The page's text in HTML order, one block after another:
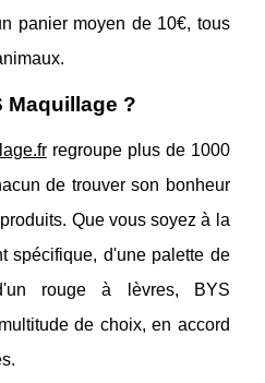
panier moyen de 10€, tous
Maquillage ?
regroupe plus de 1000
de trouver son bonheur
Que vous soyez à la
spécifique, d'une palette de
rouge à lèvres, BYS
de choix, en accord